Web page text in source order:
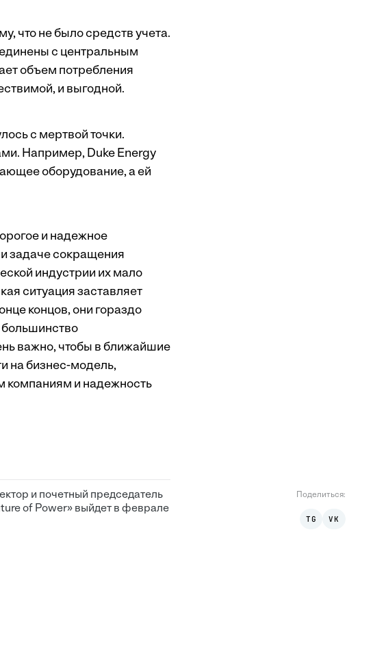
что не было средств учета.
с центральным
объем потребления
и выгодной.
с мертвой точки.
Например, Duke Energy
оборудование, а ей
и надежное
задаче сокращения
индустрии их мало
ситуация заставляет
концов, они гораздо
важно, чтобы в ближайшие
на бизнес-модель,
и надежность
и почетный председатель
of Power» выйдет в феврале
Поделиться:
TG VK